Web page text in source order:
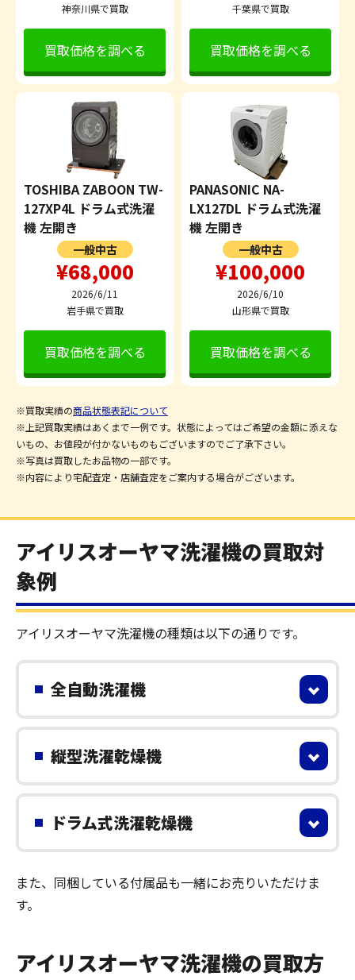
神奈川県で買取
買取価格を調べる
千葉県で買取
買取価格を調べる
TOSHIBA ZABOON TW-
127XP4L ドラム式洗濯
機 左開き
一般中古
¥68,000
2026/6/11
岩手県で買取
買取価格を調べる
PANASONIC NA-
LX127DL ドラム式洗濯
機 左開き
一般中古
¥100,000
2026/6/10
山形県で買取
買取価格を調べる
※買取実績の商品状態表記について
※上記買取実績はあくまで一例です。状態によってはご希望の金額に添えな
いもの、お値段が付かないものもございますのでご了承下さい。
※写真は買取したお品物の一部です。
※内容により宅配査定・店舗査定をご案内する場合がございます。
アイリスオーヤマ洗濯機の買取対
象例
アイリスオーヤマ洗濯機の種類は以下の通りです。
全自動洗濯機
縦型洗濯乾燥機
ドラム式洗濯乾燥機
また、同梱している付属品も一緒にお売りいただけま
す。
アイリスオーヤマ洗濯機の買取方